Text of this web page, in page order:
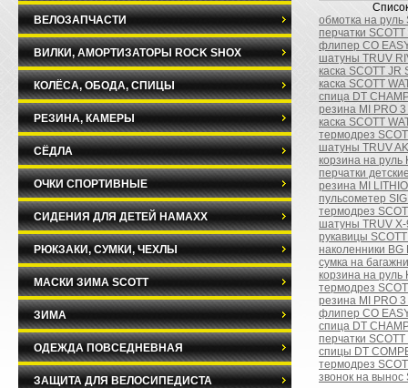
обмотка на руль
перчатки
флипер CO
шатуны TRUV
каска SCOTT JR
каска SCOTT
спица DT
резина MI PRO
каска SCOTT
термодрез
шатуны TRUV
корзина на руль
перчатки
резина MI
пульсометер
термодрез
шатуны TRUV
рукавицы
наколенники BG
сумка на
корзина на руль
термодрез
резина MI PRO
флипер CO
спица DT
перчатки
спицы DT
термодрез
звонок на вынос
ВЕЛОЗАПЧАСТИ
ВИЛКИ, АМОРТИЗАТОРЫ ROCK SHOX
КОЛЁСА, ОБОДА, СПИЦЫ
РЕЗИНА, КАМЕРЫ
СЁДЛА
ОЧКИ СПОРТИВНЫЕ
СИДЕНИЯ ДЛЯ ДЕТЕЙ HAMAXX
РЮКЗАКИ, СУМКИ, ЧЕХЛЫ
МАСКИ ЗИМА SCOTT
ЗИМА
ОДЕЖДА ПОВСЕДНЕВНАЯ
ЗАЩИТА ДЛЯ ВЕЛОСИПЕДИСТА